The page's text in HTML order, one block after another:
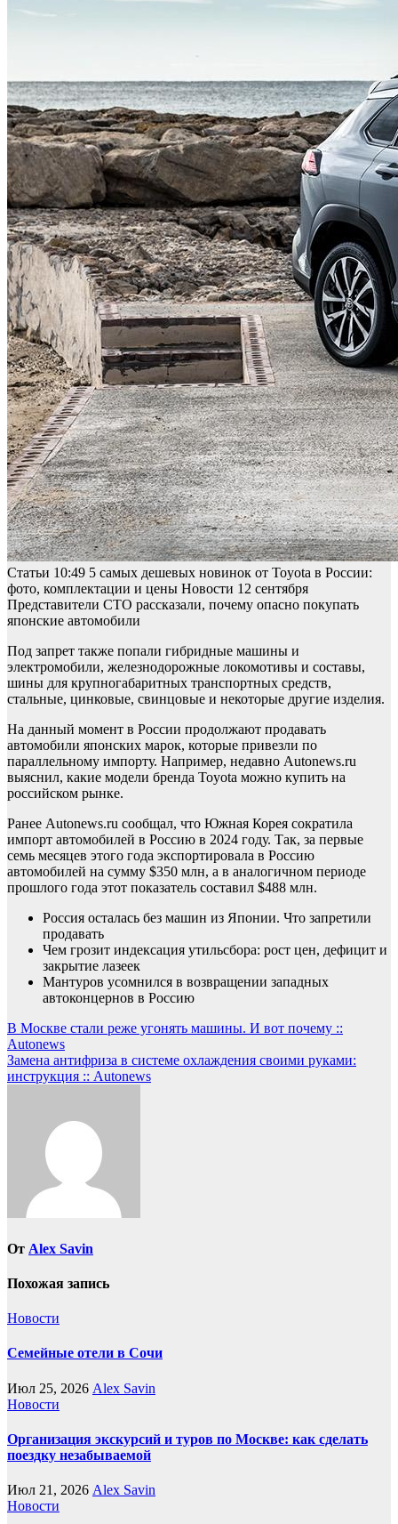
Статьи 10:49 5 самых дешевых новинок от Toyota в России:
фото, комплектации и цены Новости 12 сентября
Представители СТО рассказали, почему опасно покупать
японские автомобили
Под запрет также попали гибридные машины и
электромобили, железнодорожные локомотивы и составы,
шины для крупногабаритных транспортных средств,
стальные, цинковые, свинцовые и некоторые другие изделия.
На данный момент в России продолжают продавать
автомобили японских марок, которые привезли по
параллельному импорту. Например, недавно Autonews.ru
выяснил, какие модели бренда Toyota можно купить на
российском рынке.
Ранее Autonews.ru сообщал, что Южная Корея сократила
импорт автомобилей в Россию в 2024 году. Так, за первые
семь месяцев этого года экспортировала в Россию
автомобилей на сумму $350 млн, а в аналогичном периоде
прошлого года этот показатель составил $488 млн.
Россия осталась без машин из Японии. Что запретили
продавать
Чем грозит индексация утильсбора: рост цен, дефицит и
закрытие лазеек
Мантуров усомнился в возвращении западных
автоконцернов в Россию
Навигация
по
записям
В Москве стали реже угонять машины. И вот почему ::
Autonews
Замена антифриза в системе охлаждения своими руками:
инструкция :: Autonews
От Alex Savin
Похожая запись
Новости
Семейные отели в Сочи
Июл 25, 2026 Alex Savin
Новости
Организация экскурсий и туров по Москве: как сделать
поездку незабываемой
Июл 21, 2026 Alex Savin
Новости